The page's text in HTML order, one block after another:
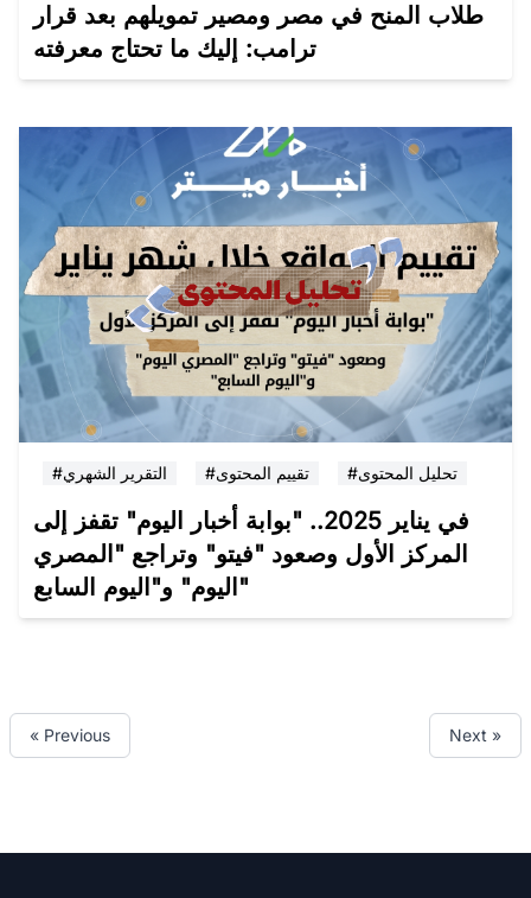
طلاب المنح في مصر ومصير تمويلهم بعد قرار
ترامب: إليك ما تحتاج معرفته
#التقرير الشهري #تقييم المحتوى #تحليل المحتوى
في يناير 2025.. "بوابة أخبار اليوم" تقفز إلى
المركز الأول وصعود "فيتو" وتراجع "المصري
اليوم" و"اليوم السابع"
« Previous Next »